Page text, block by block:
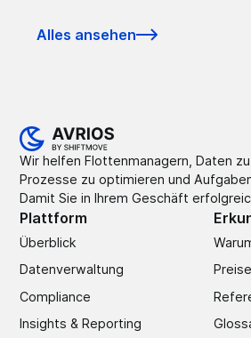
Alles ansehen
Wir helfen Flottenmanagern, Daten zu
Prozesse zu optimieren und
Damit Sie in Ihrem Geschäft
Plattform
Überblick
Datenverwaltung
Compliance
Insights & Reporting
Preise